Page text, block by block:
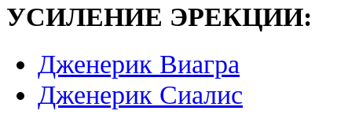
УСИЛЕНИЕ ЭРЕКЦИИ:
Дженерик Виагра
Дженерик Сиалис